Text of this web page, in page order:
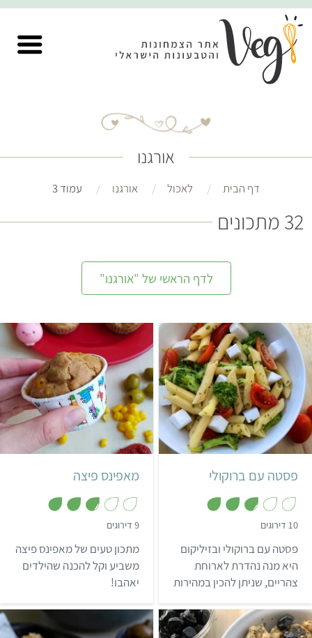
אורגנו
דף הבית לאכול אורגנו עמוד 3
32 מתכונים
לדף הראשי של "אורגנו"
קל 35 דקות
5 מנות איטלקי
פסטה עם ברוקולי
10 דירוגים
9
מ
ת
ו
פסטה עם ברוקולי ובזיליקום
היא מנה נהדרת לארוחת
צהריים, שניתן להכין במהירות
קל 40 דקות
מאפינס פיצה
9 דירוגים
9
מ
ת
מתכון טעים של מאפינס פיצה
משביע וקל להכנה שהילדים
יאהבו!